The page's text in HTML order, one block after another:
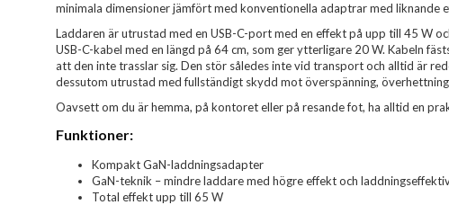
minimala dimensioner jämfört med konventionella adaptrar med liknande
Laddaren är utrustad med en USB-C-port med en effekt på upp till 45 W
USB-C-kabel med en längd på 64 cm, som ger ytterligare 20 W. Kabeln
att den inte trasslar sig. Den stör således inte vid transport och alltid är
dessutom utrustad med fullständigt skydd mot överspänning,
Oavsett om du är hemma, på kontoret eller på resande fot, ha alltid en
Funktioner:
Kompakt GaN-laddningsadapter
GaN-teknik – mindre laddare med högre effekt och
Total effekt upp till 65 W